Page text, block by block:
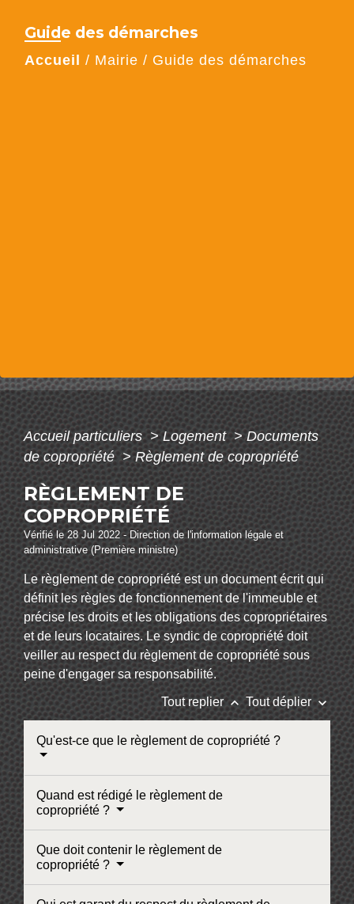
Guide des démarches
Accueil / Mairie / Guide des démarches
Accueil particuliers> Logement> Documents
de copropriété > Règlement de copropriété
RÈGLEMENT DE
COPROPRIÉTÉ
Vérifié le 28 Jul 2022 - Direction de l'information légale et
administrative (Première ministre)
Le règlement de copropriété est un document écrit qui
définit les règles de fonctionnement de l'immeuble et
précise les droits et les obligations des copropriétaires
et de leurs locataires. Le syndic de copropriété doit
veiller au respect du règlement de copropriété sous
peine d'engager sa responsabilité.
Tout replierkeyboard_arrow_up Tout déplierkeyboard_arrow_down
Qu'est-ce que le règlement de copropriété ?
Quand est rédigé le règlement de
copropriété ?
Que doit contenir le règlement de
copropriété ?